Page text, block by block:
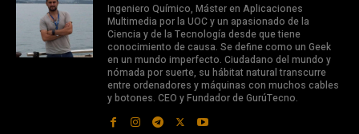
Ingeniero Químico, Máster en Aplicaciones
Multimedia por la UOC y un apasionado de la
Ciencia y de la Tecnología desde que tiene
conocimiento de causa. Se define como un Geek
en un mundo imperfecto. Ciudadano del mundo y
nómada por suerte, su hábitat natural transcurre
entre ordenadores y máquinas con muchos cables
y botones. CEO y Fundador de GurúTecno.